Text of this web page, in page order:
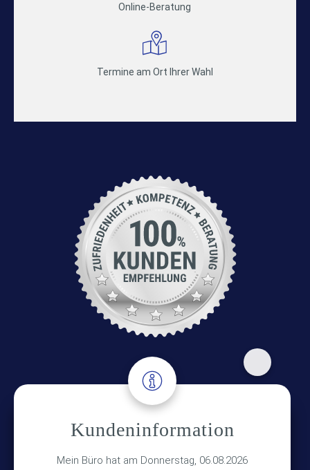
Kundeninformation
Mein Büro hat am Donnerstag, 06.08.2026
Online-Beratung
Termine am Ort Ihrer Wahl
Adresse
Versicherungsmakler Haberkamp GmbH
Hinterkampstr.1a